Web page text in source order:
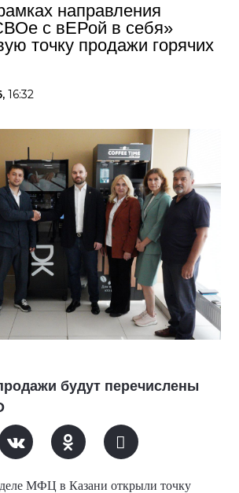
направления
с вЕРой в себя»
точку продажи горячих
16:32
будут перечислены
МФЦ в Казани открыли точку